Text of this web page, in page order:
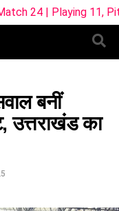
11, Pitch Report &
बनीं
उत्तराखंड का